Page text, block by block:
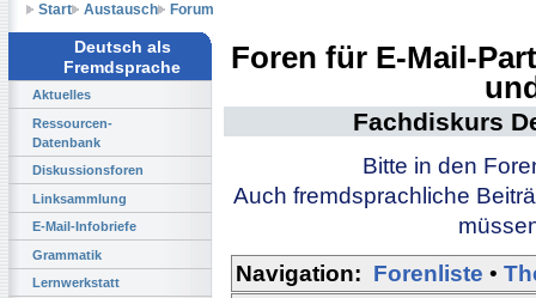
Start
Austausch Forum
Deutsch als
Fremdsprache
Aktuelles
Ressourcen-
Datenbank
Diskussionsforen
Linksammlung
E-Mail-Infobriefe
Grammatik
Lernwerkstatt
Foren für E-Mail-
Fachdiskurs
Bitte in den
Auch fremdsprachliche
Navigation: Forenliste •